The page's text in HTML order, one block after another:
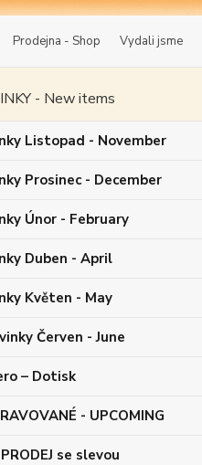
Prodejna - Shop Vydali jsme
- New items
Listopad - November
Prosinec - December
Únor - February
Duben - April
Květen - May
Červen - June
– Dotisk
- UPCOMING
se slevou